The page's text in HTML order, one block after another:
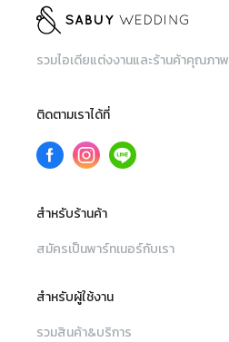
รวมไอเดียแต่งงานและร้านค้าคุณภาพ
ติดตามเราได้ที่
สำหรับร้านค้า
สมัครเป็นพาร์ทเนอร์กับเรา
สำหรับผู้ใช้งาน
รวมสินค้า&บริการ